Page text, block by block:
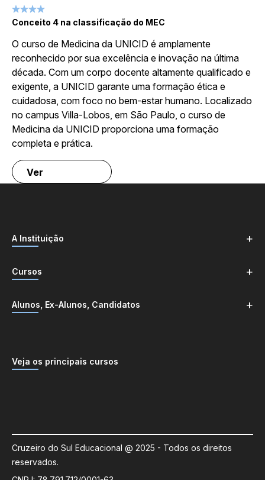
Conceito 4 na classificação do MEC
O curso de Medicina da UNICID é amplamente
reconhecido por sua excelência e inovação na última
década. Com um corpo docente altamente qualificado e
exigente, a UNICID garante uma formação ética e
cuidadosa, com foco no bem-estar humano. Localizado
no campus Villa-Lobos, em São Paulo, o curso de
Medicina da UNICID proporciona uma formação
completa e prática.
Ver
A Instituição +
Cursos +
Alunos, Ex-Alunos, Candidatos +
Veja os principais cursos
Cruzeiro do Sul Educacional @ 2025 - Todos os direitos
reservados.